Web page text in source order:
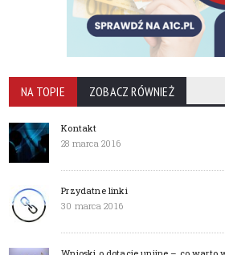
NA TOPIE ZOBACZ RÓWNIEŻ
Kontakt
28 marca 2016
Przydatne linki
30 marca 2016